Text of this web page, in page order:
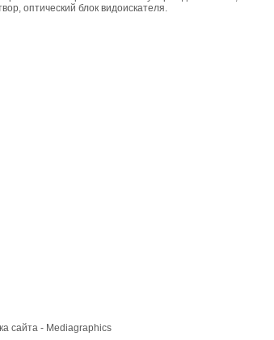
оптический блок видоискателя.
сайта - Mediagraphics